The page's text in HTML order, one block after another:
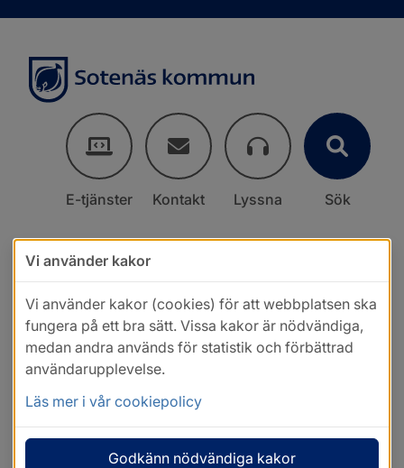
E-tjänster Kontakt Lyssna Sök
Vi använder kakor
Vi använder kakor (cookies) för att webbplatsen ska
fungera på ett bra sätt. Vissa kakor är nödvändiga,
medan andra används för statistik och förbättrad
användarupplevelse.
Läs mer i vår cookiepolicy
Godkänn nödvändiga kakor